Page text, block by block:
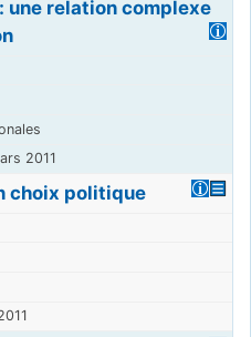
une relation complexe
2011
choix politique